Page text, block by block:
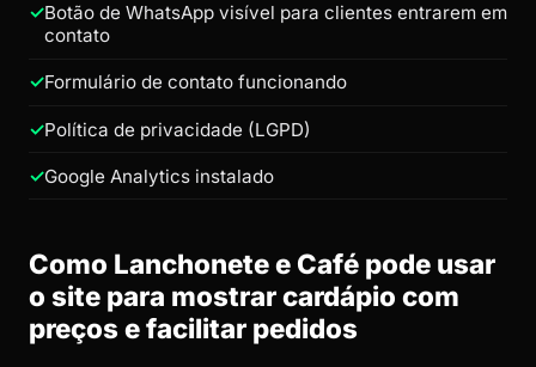
Botão de WhatsApp visível para clientes entrarem em
contato
Formulário de contato funcionando
Política de privacidade (LGPD)
Google Analytics instalado
Como Lanchonete e Café pode usar
o site para mostrar cardápio com
preços e facilitar pedidos